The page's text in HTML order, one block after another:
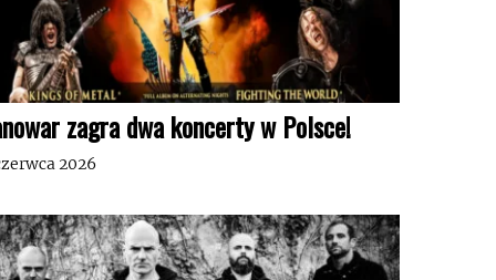
zagra dwa koncerty w Polsce!
2026